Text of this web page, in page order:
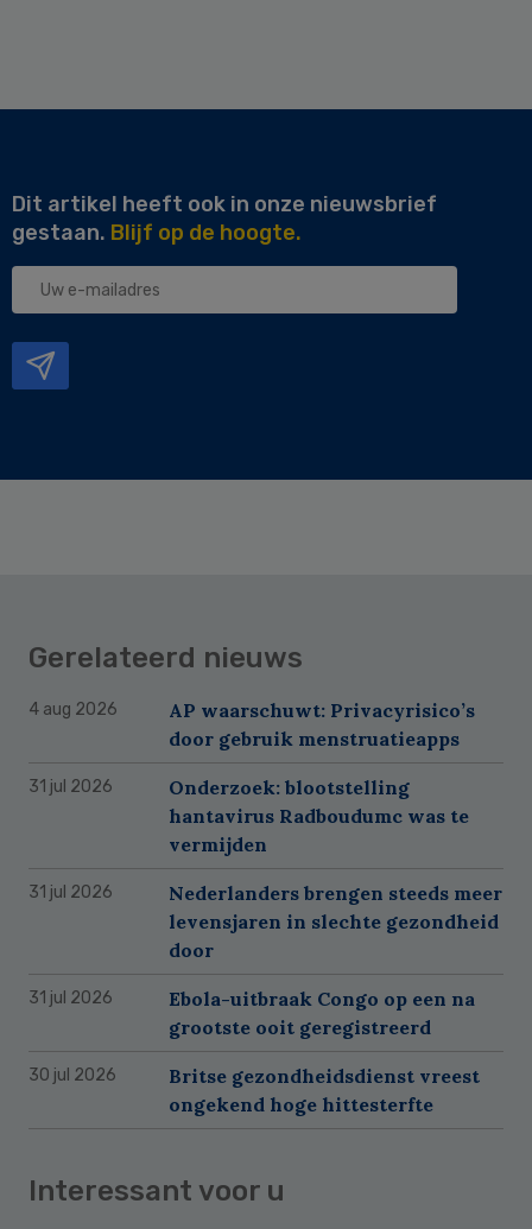
Dit artikel heeft ook in onze nieuwsbrief
gestaan. Blijf op de hoogte.
Uw
Gerelateerd nieuws
4 aug 2026
AP waarschuwt: Privacyrisico’s
door gebruik menstruatieapps
31 jul 2026
Onderzoek: blootstelling
hantavirus Radboudumc was te
vermijden
31 jul 2026
Nederlanders brengen steeds meer
levensjaren in slechte gezondheid
door
31 jul 2026
Ebola-uitbraak Congo op een na
grootste ooit geregistreerd
30 jul 2026
Britse gezondheidsdienst vreest
ongekend hoge hittesterfte
Interessant voor u